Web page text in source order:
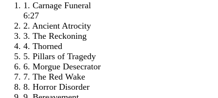
1. Carnage Funeral
6:27
2. Ancient Atrocity
3. The Reckoning
4. Thorned
5. Pillars of Tragedy
6. Morgue Desecrator
7. The Red Wake
8. Horror Disorder